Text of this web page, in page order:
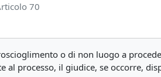
70
o di non luogo a
processo, il giudice, se occorre,